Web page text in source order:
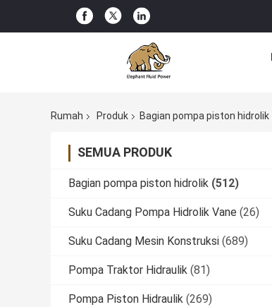
Rumah Produk Bagian pompa piston hidrolik
SEMUA PRODUK
Bagian pompa piston hidrolik (512)
Suku Cadang Pompa Hidrolik Vane (26)
Suku Cadang Mesin Konstruksi (689)
Pompa Traktor Hidraulik (81)
Pompa Piston Hidraulik (269)